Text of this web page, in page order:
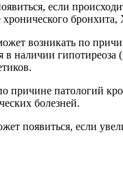
если
хронического
возникать по
наличии
патологий
болезней.
появиться, если